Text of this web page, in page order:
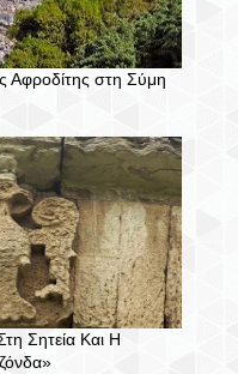
Αφροδίτης στη Σύμη
Σητεία Και Η